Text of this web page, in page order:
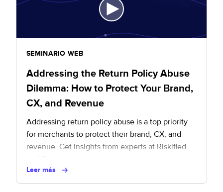
SEMINARIO WEB
Addressing the Return Policy Abuse
Dilemma: How to Protect Your Brand,
CX, and Revenue
Addressing return policy abuse is a top priority
for merchants to protect their brand, CX, and
revenue. Get insights from experts at Riskified
Leer más